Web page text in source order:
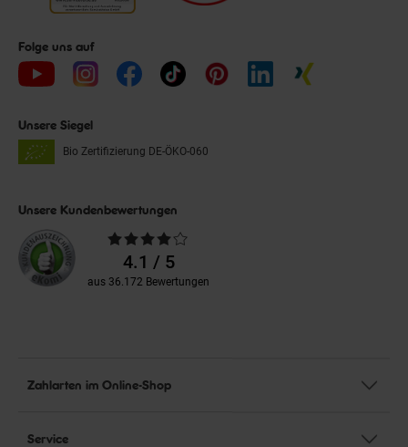
Folge uns auf
Unsere Siegel
Bio Zertifizierung DE-ÖKO-060
Unsere Kundenbewertungen
Durchschnittliche
Bewertungen4.1 / 5
aus 36.172 Bewertungen
Zahlarten im Online-Shop
Service